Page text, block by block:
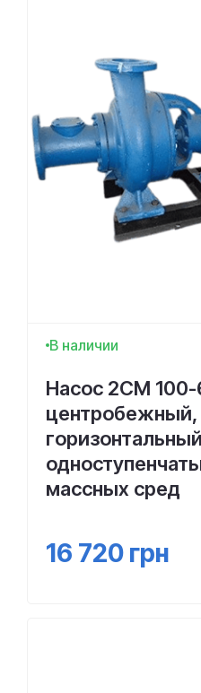
В наличии
Насос 2СМ
центробежный,
массных сред
16 720 грн